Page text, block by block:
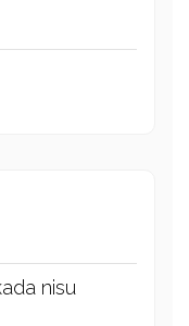
nisu